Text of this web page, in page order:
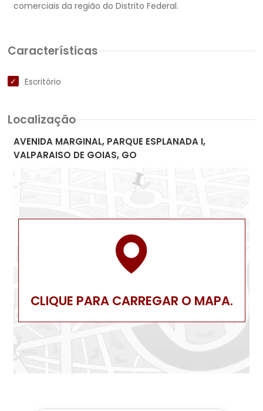
Características
Escritório
Localização
AVENIDA MARGINAL, PARQUE ESPLANADA I,
VALPARAISO DE GOIAS, GO
CLIQUE PARA CARREGAR O MAPA.